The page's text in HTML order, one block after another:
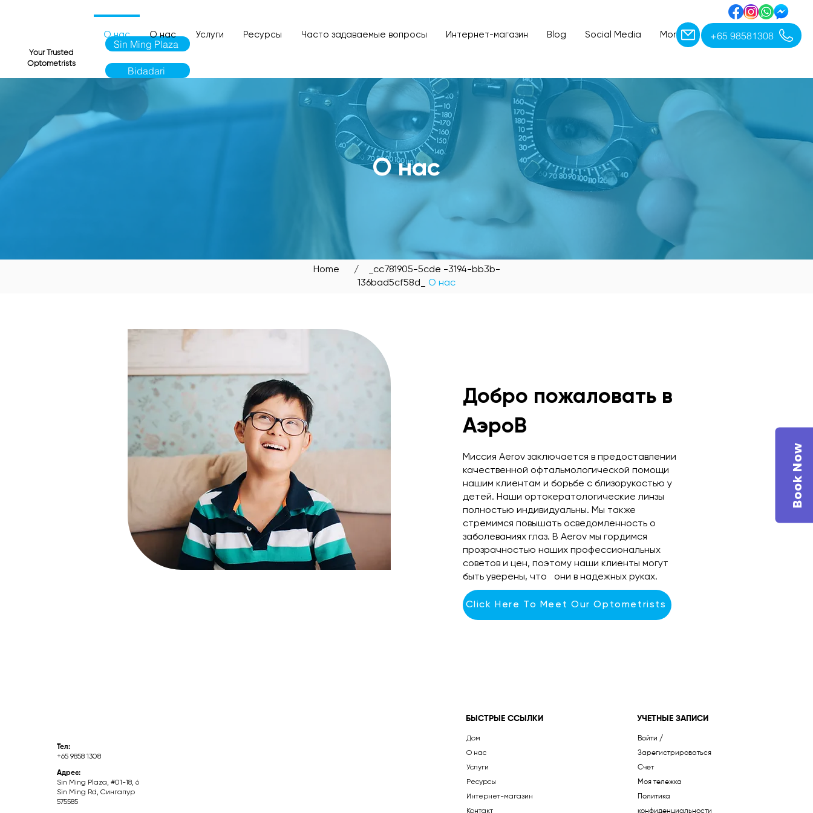
Your Trusted
Optometrists
Sin Ming Plaza
Bidadari
О нас О нас Услуги Ресурсы Часто задаваемые вопросы Интернет-магазин Blog Social Media More +65 98581308
Book Now
О нас
Home / _cc781905-5cde -3194-bb3b-
136bad5cf58d_ О нас
Добро пожаловать в
АэроВ
Миссия Aerov заключается в предоставлении
качественной офтальмологической помощи
нашим клиентам и борьбе с близорукостью у
детей. Наши ортокератологические линзы
полностью индивидуальны. Мы также
стремимся повышать осведомленность о
заболеваниях глаз. В Aerov мы гордимся
прозрачностью наших профессиональных
советов и цен, поэтому наши клиенты могут
быть уверены, что они в надежных руках.
Click Here To Meet Our Optometrists
Тел:
+65 9858 1308
Адрес:
Sin Ming Plaza, #01-18, 6
Sin Ming Rd, Сингапур
575585
БЫСТРЫЕ ССЫЛКИ
Дом
О нас
Услуги
Ресурсы
Интернет-магазин
Контакт
УЧЕТНЫЕ ЗАПИСИ
Войти /
Зарегистрироваться
Счет
Моя тележка
Политика
конфиденциальности